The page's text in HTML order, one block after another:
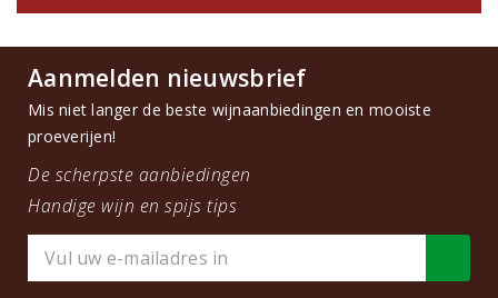
Aanmelden nieuwsbrief
Mis niet langer de beste wijnaanbiedingen en mooiste
proeverijen!
De scherpste aanbiedingen
Handige wijn en spijs tips